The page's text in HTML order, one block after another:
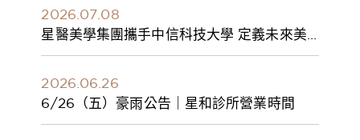
2026.07.08
星醫美學集團攜手中信科技大學 定義未來美
學人才新標準 建構健康美學產學共育模式 串
2026.06.26
6/26（五）豪雨公告｜星和診所營業時間